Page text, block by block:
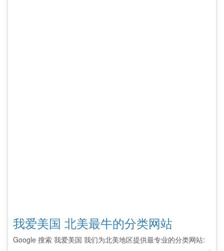
我爱美国 北美最牛的分类网站
Google 搜索 我爱美国 我们为北美地区提供最专业的分类网站: